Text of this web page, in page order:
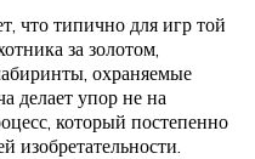
что типично для игр той
за золотом,
охраняемые
делает упор не на
который постепенно
изобретательности.